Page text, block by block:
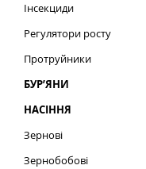
Інсекциди
Регулятори росту
Протруйники
БУР’ЯНИ
НАСІННЯ
Зернові
Зернобобові